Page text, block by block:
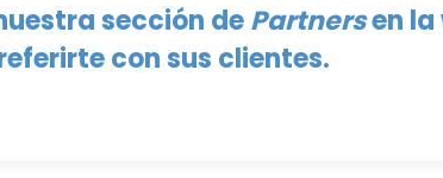
sección dePartnersen la
con sus clientes.